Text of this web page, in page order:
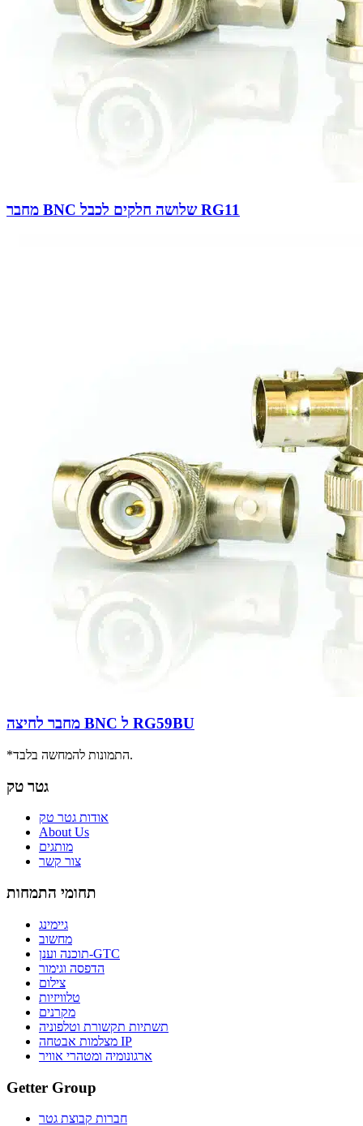
מחבר BNC שלושה חלקים לכבל RG11
מחבר לחיצה BNC ל RG59BU
*התמונות להמחשה בלבד.
גטר טק
אודות גטר טק
About Us
מותגים
צור קשר
תחומי התמחות
גיימינג
מחשוב
תוכנה וענן-GTC
הדפסה וגימור
צילום
טלוויזיות
מקרנים
תשתיות תקשורת וטלפוניה
מצלמות אבטחה IP
ארגונומיה ומטהרי אוויר
Getter Group
חברות קבוצת גטר